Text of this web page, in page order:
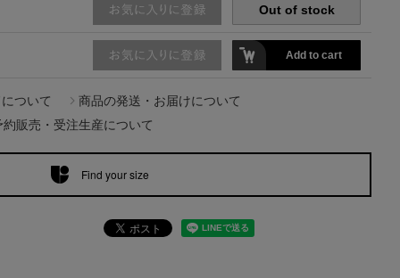
Out of stock
Add to cart
ついて
商品の発送・お届けについて
約販売・受注生産について
Find your size